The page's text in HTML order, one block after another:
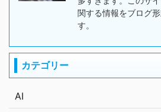
関する情報をブログ
す。
カテゴリー
AI